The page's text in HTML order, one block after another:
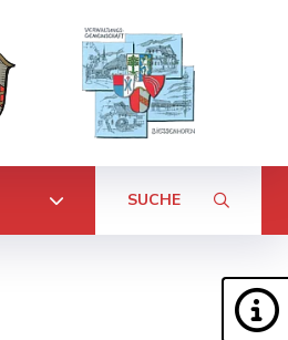
SUCHE